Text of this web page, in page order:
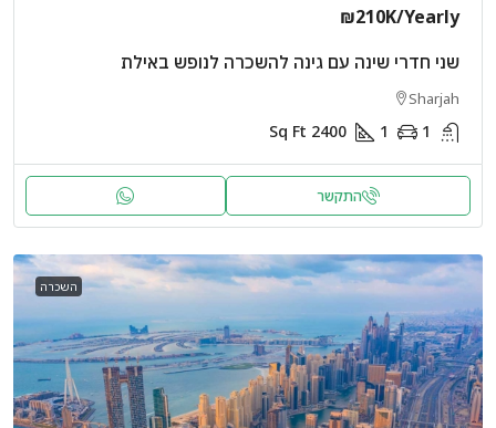
₪210K/Yearly
שני חדרי שינה עם גינה להשכרה לנופש באילת
Sharjah
1
1
2400
Sq Ft
התקשר
השכרה